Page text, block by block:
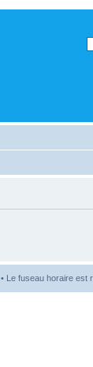
• Le fuseau horaire est